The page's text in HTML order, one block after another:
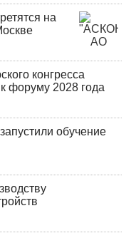
на
конгресса
форуму 2028 года
обучение